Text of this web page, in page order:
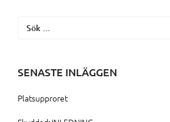
Sök
SENASTE INLÄGGEN
Platsupproret